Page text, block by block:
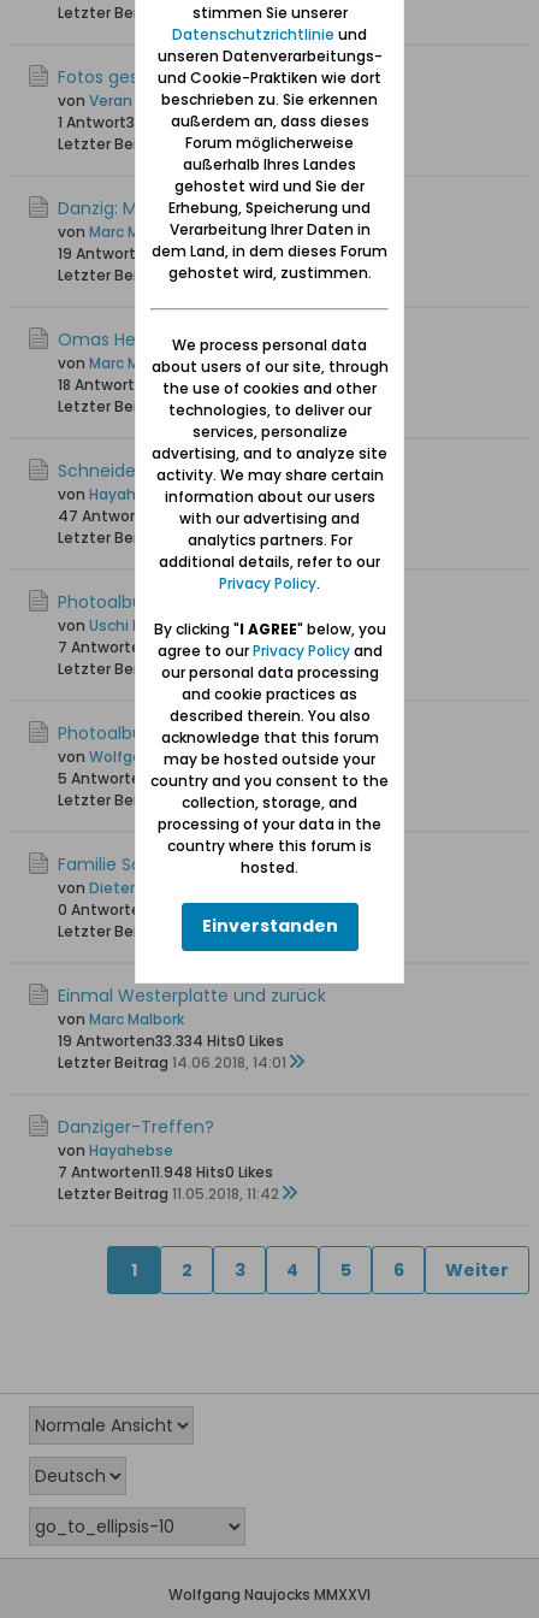
Letzter Beitrag
27.04.2026, 22:13
Fotos gesucht Marienburg + Danzig
von Veran_71
1 Antwort3.343 Hits0 Likes
Letzter Beitrag
18.03.2024, 14:55
Danzig: Museum der Polnischen Post
von Marc Malbork
19 Antworten34.890 Hits0 Likes
Letzter Beitrag
17.08.2022, 19:26
Omas Heimat heute
von Marc Malbork
18 Antworten
36.901 Hits0 Likes
Letzter Beitrag
28.12.2021, 11:15
Schneidermeister Adolf Ronschke
von Hayahebse
47 Antworten
35.906 Hits0 Likes
Letzter Beitrag
29.11.2019, 07:02
Photoalbum Danzig Juli 2019
von Uschi Danziger
7 Antworten
11.433 Hits 0 Likes
Letzter Beitrag30.10.2019, 23:12
Photoalbum: Adlershorst / Orlowo
von Wolfgang
5 Antworten 23.985 Hits0 Likes
Letzter Beitrag
06.10.2019, 16:39
Familie Schibblock 1936 Hochzeit Ilse
von Dieter schi
0 Antworten
14.967 Hits0 Likes
Letzter Beitrag
23.04.2019, 11:08
Einmal Westerplatte und zurück
von Marc Malbork
19 Antworten33.334 Hits0 Likes
Letzter Beitrag 14.06.2018, 14:01
Danziger-Treffen?
von Hayahebse
7 Antworten11.948 Hits0 Likes
Letzter Beitrag 11.05.2018, 11:42
1 2 3 4 5 6 Weiter
Wolfgang Naujocks MMXXVI
stimmen Sie unserer
Datenschutzrichtlinie und
unseren Datenverarbeitungs-
und Cookie-Praktiken wie dort
beschrieben zu. Sie erkennen
außerdem an, dass dieses
Forum möglicherweise
außerhalb Ihres Landes
gehostet wird und Sie der
Erhebung, Speicherung und
Verarbeitung Ihrer Daten in
dem Land, in dem dieses Forum
gehostet wird, zustimmen.
We process personal data
about users of our site, through
the use of cookies and other
technologies, to deliver our
services, personalize
advertising, and to analyze site
activity. We may share certain
information about our users
with our advertising and
analytics partners. For
additional details, refer to our
Privacy Policy.
By clicking "I AGREE" below, you
agree to ourPrivacy Policyand
our personal data processing
and cookie practices as
described therein. You also
acknowledge that this forum
may be hosted outside your
country and you consent to the
collection, storage, and
processing of your data in the
country where this forum is
hosted.
Einverstanden